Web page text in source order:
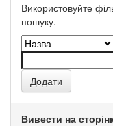
Використовуйте
пошуку.
Вивести на